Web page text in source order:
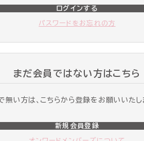
ログインする
パスワードをお忘れの方
まだ会員ではない方はこちら
無い方は、こちらから登録をお願いいたし
新規会員登録